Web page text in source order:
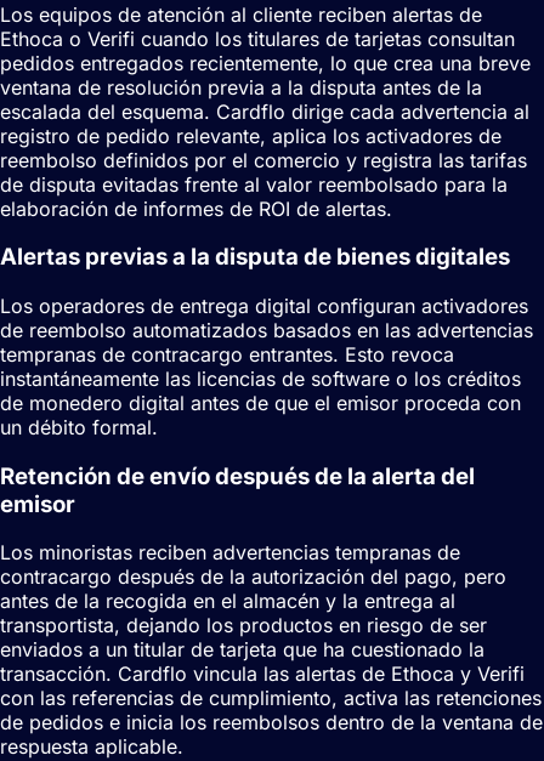
Los equipos de atención al cliente reciben alertas de
Ethoca o Verifi cuando los titulares de tarjetas consultan
pedidos entregados recientemente, lo que crea una breve
ventana de resolución previa a la disputa antes de la
escalada del esquema. Cardflo dirige cada advertencia al
registro de pedido relevante, aplica los activadores de
reembolso definidos por el comercio y registra las tarifas
de disputa evitadas frente al valor reembolsado para la
elaboración de informes de ROI de alertas.
Alertas previas a la disputa de bienes digitales
Los operadores de entrega digital configuran activadores
de reembolso automatizados basados en las advertencias
tempranas de contracargo entrantes. Esto revoca
instantáneamente las licencias de software o los créditos
de monedero digital antes de que el emisor proceda con
un débito formal.
Retención de envío después de la alerta del
emisor
Los minoristas reciben advertencias tempranas de
contracargo después de la autorización del pago, pero
antes de la recogida en el almacén y la entrega al
transportista, dejando los productos en riesgo de ser
enviados a un titular de tarjeta que ha cuestionado la
transacción. Cardflo vincula las alertas de Ethoca y Verifi
con las referencias de cumplimiento, activa las retenciones
de pedidos e inicia los reembolsos dentro de la ventana de
respuesta aplicable.